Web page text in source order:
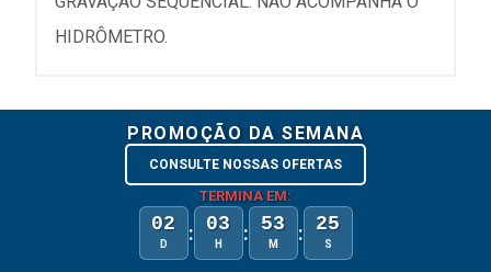
HIDRÔMETRO.
PROMOÇÃO DA SEMANA
CONSULTE NOSSAS OFERTAS
TERMINA EM:
02
D : 03
H : 53
M : 25
S